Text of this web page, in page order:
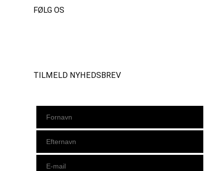
FØLG OS
TILMELD NYHEDSBREV